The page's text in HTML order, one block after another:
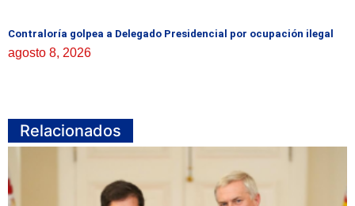
Contraloría golpea a Delegado Presidencial por ocupación ilegal
agosto 8, 2026
Relacionados